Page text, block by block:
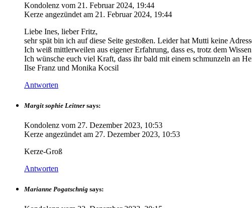
Kondolenz vom 21. Februar 2024, 19:44
Kerze angezündet am 21. Februar 2024, 19:44
Liebe Ines, lieber Fritz,
sehr spät bin ich auf diese Seite gestoßen. Leider hat Mutti keine
Ich weiß mittlerweilen aus eigener Erfahrung, dass es, trotz dem
Ich wünsche euch viel Kraft, dass ihr bald mit einem schmunzeln an
Ilse Franz und Monika Kocsil
Antworten
Margit sophie Leitner says:
Kondolenz vom 27. Dezember 2023, 10:53
Kerze angezündet am 27. Dezember 2023, 10:53
Kerze-Groß
Antworten
Marianne Pogatschnig says: